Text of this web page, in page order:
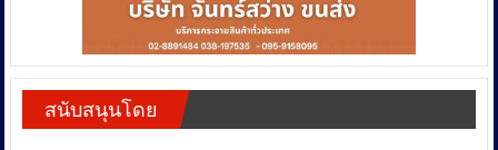
สนับสนุนโดย